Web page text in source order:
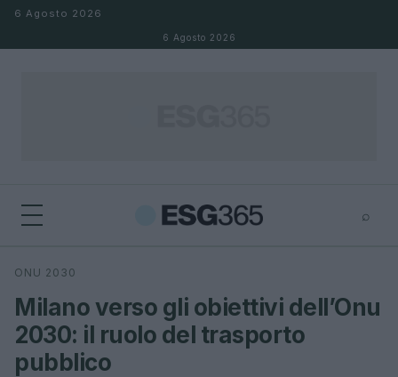
Salta al contenuto
6 Agosto 2026
6 Agosto 2026
⌕
Cerca
ONU 2030
Milano verso gli obiettivi dell’Onu
2030: il ruolo del trasporto
pubblico